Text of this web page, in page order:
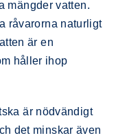
mängder vatten.
råvarorna naturligt
är en
håller ihop
är nödvändigt
det minskar även